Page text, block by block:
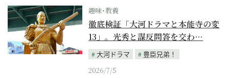
趣味･教養
徹底検証「大河ドラマと本能寺の変
13」。光秀と謀反問答を交わ…
大河ドラマ
豊臣兄弟！
2026/7/5